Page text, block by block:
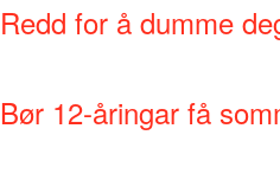
Redd for å dumme
Bør 12-åringar få